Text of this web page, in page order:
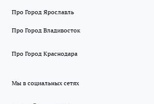
Про Город Ярославль
Про Город Владивосток
Про Город Краснодара
Мы в социальных сетях